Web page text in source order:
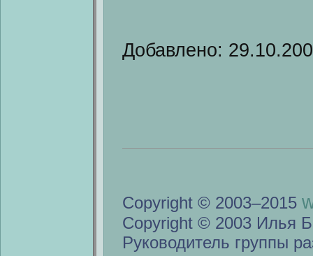
Добавлено:
Copyright © 2003–2015
Copyright © 2003 Илья
Руководитель группы